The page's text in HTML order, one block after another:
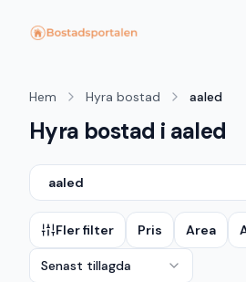
Hem Hyra bostad aaled
Hyra bostad i aaled
aaled
Fler filter Pris Area
Senast tillagda